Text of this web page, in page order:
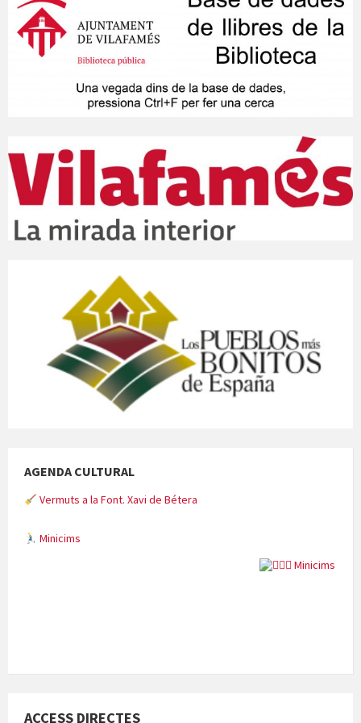
AGENDA CULTURAL
Vermuts a la Font. Xavi de Bétera
Minicims
ACCESS DIRECTES